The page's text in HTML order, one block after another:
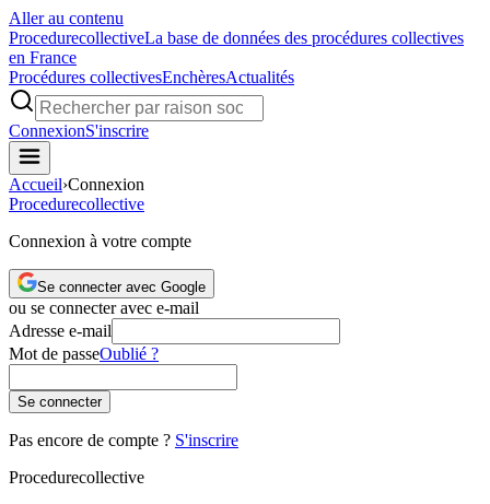
Aller au contenu
ProcedurecollectiveLa base de données des procédures collectives
en France
Procédures collectivesEnchèresActualités
ConnexionS'inscrire
Accueil›Connexion
Procedurecollective
Connexion à votre compte
Se connecter avec Google
ou se connecter avec e-mail
Adresse e-mail
Mot de passeOublié ?
Se connecter
Pas encore de compte ? S'inscrire
Procedurecollective